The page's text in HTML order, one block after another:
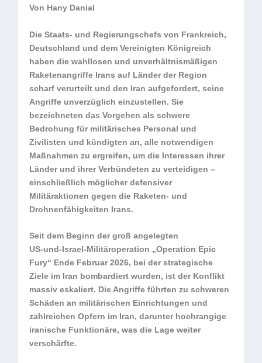
Von Hany Danial
Die Staats‑ und Regierungschefs von Frankreich,
Deutschland und dem Vereinigten Königreich
haben die wahllosen und unverhältnismäßigen
Raketenangriffe Irans auf Länder der Region
scharf verurteilt und den Iran aufgefordert, seine
Angriffe unverzüglich einzustellen. Sie
bezeichneten das Vorgehen als schwere
Bedrohung für militärisches Personal und
Zivilisten und kündigten an, alle notwendigen
Maßnahmen zu ergreifen, um die Interessen ihrer
Länder und ihrer Verbündeten zu verteidigen –
einschließlich möglicher defensiver
Militäraktionen gegen die Raketen- und
Drohnenfähigkeiten Irans.
Seit dem Beginn der groß angelegten
US‑und‑Israel‑Militäroperation „Operation Epic
Fury“ Ende Februar 2026, bei der strategische
Ziele im Iran bombardiert wurden, ist der Konflikt
massiv eskaliert. Die Angriffe führten zu schweren
Schäden an militärischen Einrichtungen und
zahlreichen Opfern im Iran, darunter hochrangige
iranische Funktionäre, was die Lage weiter
verschärfte.